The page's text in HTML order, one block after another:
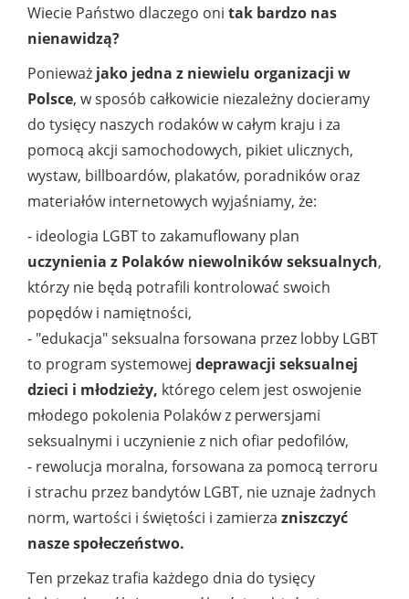
Wiecie Państwo dlaczego oni tak bardzo nas
nienawidzą?
Ponieważ jako jedna z niewielu organizacji w
Polsce, w sposób całkowicie niezależny docieramy
do tysięcy naszych rodaków w całym kraju i za
pomocą akcji samochodowych, pikiet ulicznych,
wystaw, billboardów, plakatów, poradników oraz
materiałów internetowych wyjaśniamy, że:
- ideologia LGBT to zakamuflowany plan
uczynienia z Polaków niewolników seksualnych,
którzy nie będą potrafili kontrolować swoich
popędów i namiętności,
- "edukacja" seksualna forsowana przez lobby LGBT
to program systemowej deprawacji seksualnej
dzieci i młodzieży, którego celem jest oswojenie
młodego pokolenia Polaków z perwersjami
seksualnymi i uczynienie z nich ofiar pedofilów,
- rewolucja moralna, forsowana za pomocą terroru
i strachu przez bandytów LGBT, nie uznaje żadnych
norm, wartości i świętości i zamierza zniszczyć
nasze społeczeństwo.
Ten przekaz trafia każdego dnia do tysięcy